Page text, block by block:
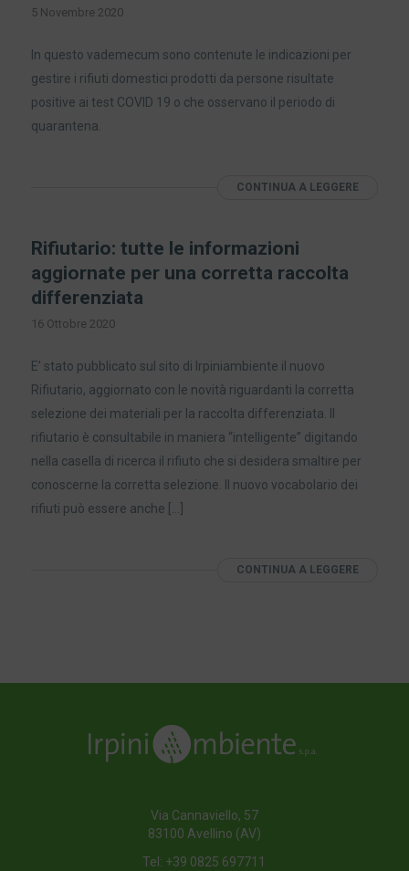
5 Novembre 2020
In questo vademecum sono contenute le indicazioni per
gestire i rifiuti domestici prodotti da persone risultate
positive ai test COVID 19 o che osservano il periodo di
quarantena.
CONTINUA A LEGGERE
Rifiutario: tutte le informazioni
aggiornate per una corretta raccolta
differenziata
16 Ottobre 2020
E’ stato pubblicato sul sito di Irpiniambiente il nuovo
Rifiutario, aggiornato con le novità riguardanti la corretta
selezione dei materiali per la raccolta differenziata. Il
rifiutario è consultabile in maniera “intelligente” digitando
nella casella di ricerca il rifiuto che si desidera smaltire per
conoscerne la corretta selezione. Il nuovo vocabolario dei
rifiuti può essere anche […]
CONTINUA A LEGGERE
Via Cannaviello, 57
83100 Avellino (AV)
Tel: +39 0825 697711